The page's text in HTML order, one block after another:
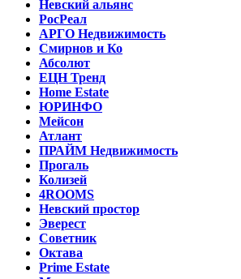
Невский альянс
РосРеал
АРГО Недвижимость
Смирнов и Ко
Абсолют
ЕЦН Тренд
Home Estate
ЮРИНФО
Мейсон
Атлант
ПРАЙМ Недвижимость
Прогаль
Колизей
4ROOMS
Невский простор
Эверест
Советник
Октава
Prime Estate